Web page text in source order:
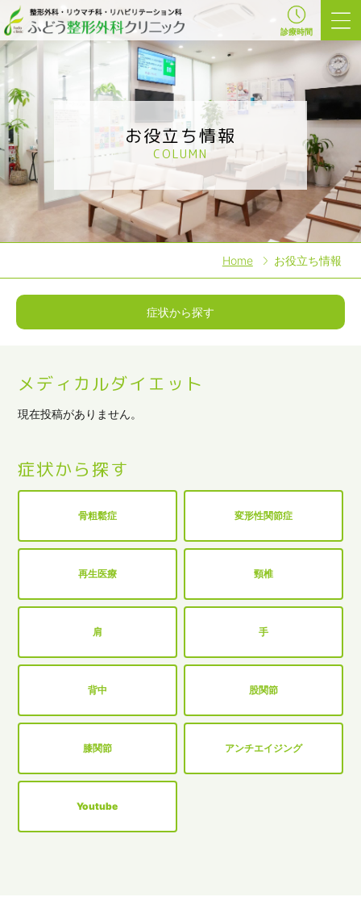
診療時間
お役立ち情報
COLUMN
Home お役立ち情報
症状から探す
メディカルダイエット
現在投稿がありません。
症状から探す
骨粗鬆症 変形性関節症
再生医療 頸椎
肩 手
背中 股関節
膝関節 アンチエイジング
Youtube